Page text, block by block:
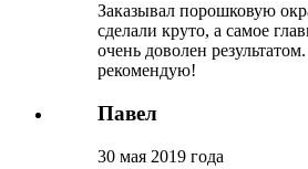
Заказывал порошковую
сделали круто, а самое
очень доволен
рекомендую!
Павел
30 мая 2019 года